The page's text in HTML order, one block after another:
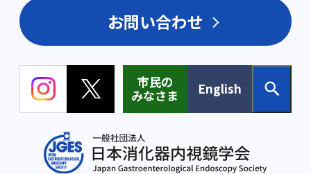
お問い合わせ
市民の
みなさま
English